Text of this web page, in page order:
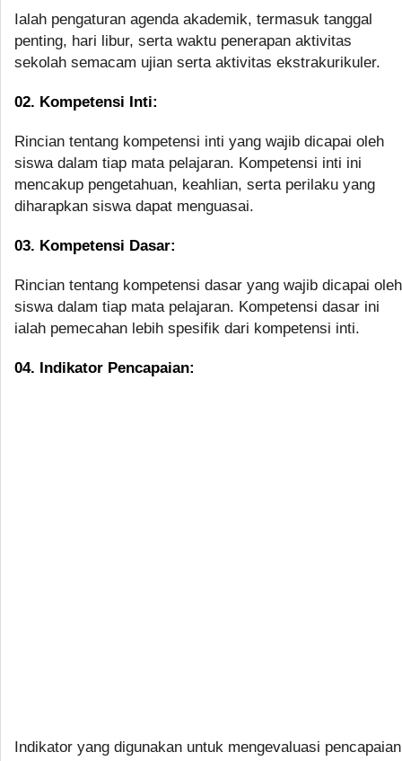
Ialah pengaturan agenda akademik, termasuk tanggal
penting, hari libur, serta waktu penerapan aktivitas
sekolah semacam ujian serta aktivitas ekstrakurikuler.
02. Kompetensi Inti:
Rincian tentang kompetensi inti yang wajib dicapai oleh
siswa dalam tiap mata pelajaran. Kompetensi inti ini
mencakup pengetahuan, keahlian, serta perilaku yang
diharapkan siswa dapat menguasai.
03. Kompetensi Dasar:
Rincian tentang kompetensi dasar yang wajib dicapai oleh
siswa dalam tiap mata pelajaran. Kompetensi dasar ini
ialah pemecahan lebih spesifik dari kompetensi inti.
04. Indikator Pencapaian:
Indikator yang digunakan untuk mengevaluasi pencapaian